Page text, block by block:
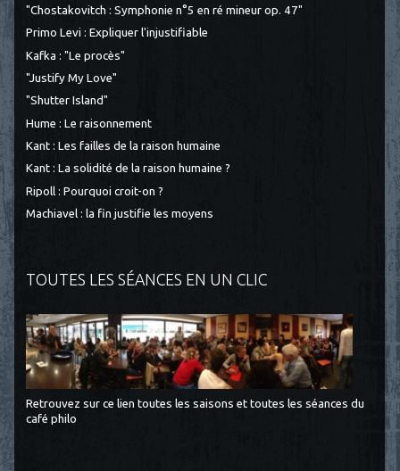
"Chostakovitch : Symphonie n°5 en ré mineur op. 47"
Primo Levi : Expliquer l'injustifiable
Kafka : "Le procès"
"Justify My Love"
"Shutter Island"
Hume : Le raisonnement
Kant : Les failles de la raison humaine
Kant : La solidité de la raison humaine ?
Ripoll : Pourquoi croit-on ?
Machiavel : la fin justifie les moyens
TOUTES LES SÉANCES EN UN CLIC
Retrouvez sur ce lien toutes les saisons et toutes les séances du
café philo